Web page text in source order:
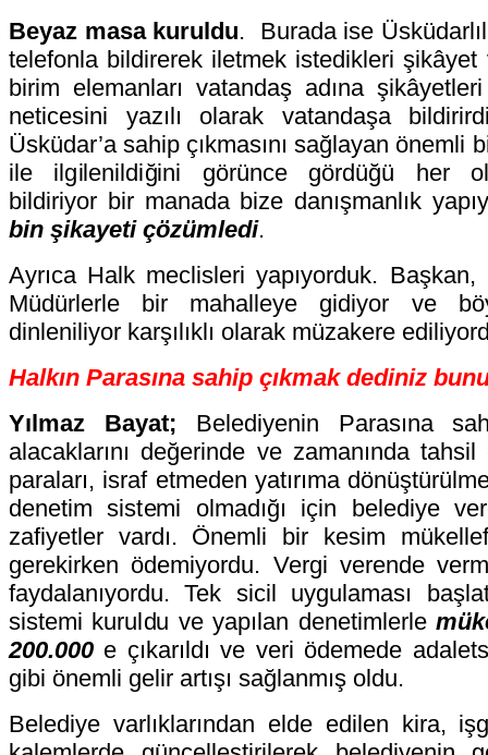
Beyaz masa kuruldu. Burada ise
telefonla bildirerek iletmek istedikleri şikâyet
birim elemanları vatandaş adına
neticesini yazılı olarak vatandaşa
Üsküdar’a sahip çıkmasını sağlayan önemli
ile ilgilenildiğini görünce gördüğü her
bildiriyor bir manada bize danışmanlık
bin şikayeti çözümledi.
Ayrıca Halk meclisleri yapıyorduk. Başkan,
Müdürlerle bir mahalleye gidiyor ve
dinleniliyor karşılıklı olarak müzakere
Halkın Parasına sahip çıkmak dediniz
Yılmaz Bayat; Belediyenin Parasına
alacaklarını değerinde ve zamanında
paraları, israf etmeden yatırıma
denetim sistemi olmadığı için belediye
zafiyetler vardı. Önemli bir kesim
gerekirken ödemiyordu. Vergi verende
faydalanıyordu. Tek sicil uygulaması
sistemi kuruldu ve yapılan denetimlerle
200.000 e çıkarıldı ve veri ödemede
gibi önemli gelir artışı sağlanmış oldu.
Belediye varlıklarından elde edilen kira,